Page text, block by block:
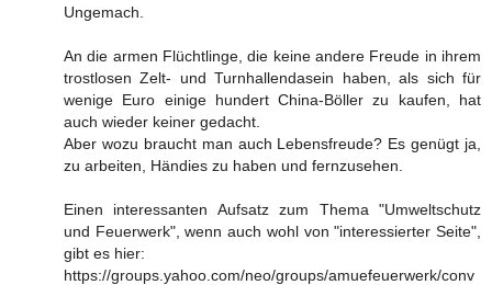
Ungemach.
An die armen Flüchtlinge, die keine andere Freude in ihrem
trostlosen Zelt- und Turnhallendasein haben, als sich für
wenige Euro einige hundert China-Böller zu kaufen, hat
auch wieder keiner gedacht.
Aber wozu braucht man auch Lebensfreude? Es genügt ja,
zu arbeiten, Händies zu haben und fernzusehen.
Einen interessanten Aufsatz zum Thema "Umweltschutz
und Feuerwerk", wenn auch wohl von "interessierter Seite",
gibt es hier:
https://groups.yahoo.com/neo/groups/amuefeuerwerk/conv